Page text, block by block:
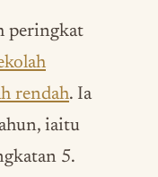
peringkat
rendah. Ia
iaitu
5.